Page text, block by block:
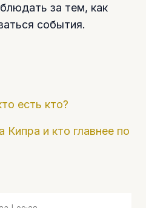
за тем, как
события.
есть кто?
Кипра и кто главнее по